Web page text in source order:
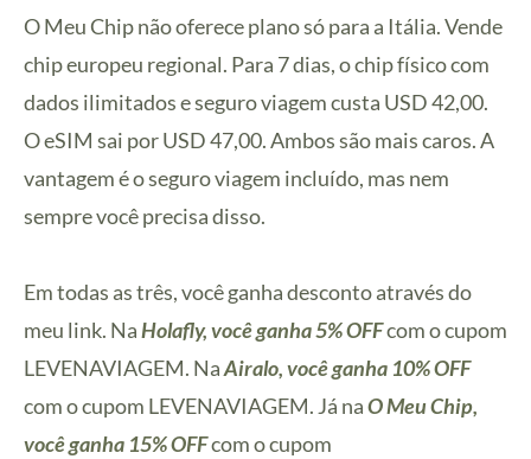
O Meu Chip não oferece plano só para a Itália. Vende
chip europeu regional. Para 7 dias, o chip físico com
dados ilimitados e seguro viagem custa USD 42,00.
O eSIM sai por USD 47,00. Ambos são mais caros. A
vantagem é o seguro viagem incluído, mas nem
sempre você precisa disso.
Em todas as três, você ganha desconto através do
meu link. NaHolafly, você ganha 5% OFFcom o cupom
LEVENAVIAGEM. NaAiralo, você ganha 10% OFF
com o cupom LEVENAVIAGEM. Já naO Meu Chip,
você ganha 15% OFFcom o cupom